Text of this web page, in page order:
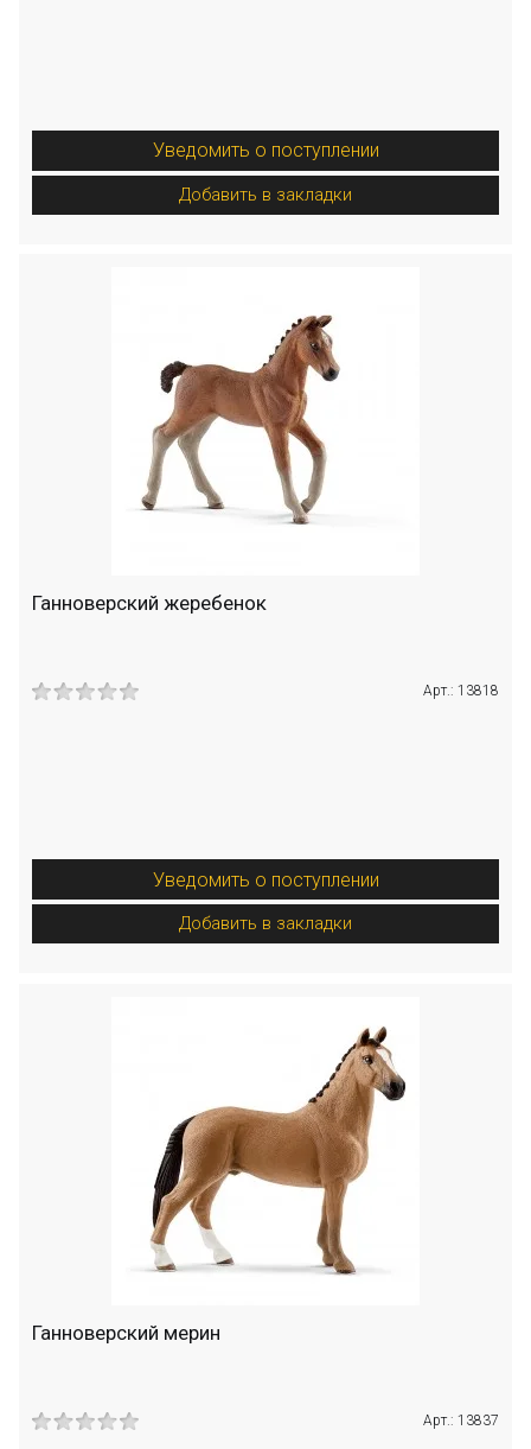
Уведомить о поступлении
Добавить в закладки
Ганноверский жеребенок
Арт.: 13818
Уведомить о поступлении
Добавить в закладки
Ганноверский мерин
Арт.: 13837